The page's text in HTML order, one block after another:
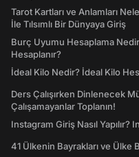
Tarot Kartları ve Anlamları
İle Tılsımlı Bir Dünyaya Giriş
Burç Uyumu Hesaplama
Hesaplanır?
İdeal Kilo Nedir? İdeal Kilo
Ders Çalışırken Dinlenecek
Çalışamayanlar Toplanın!
Instagram Giriş Nasıl
41 Ülkenin Bayrakları ve Ülke